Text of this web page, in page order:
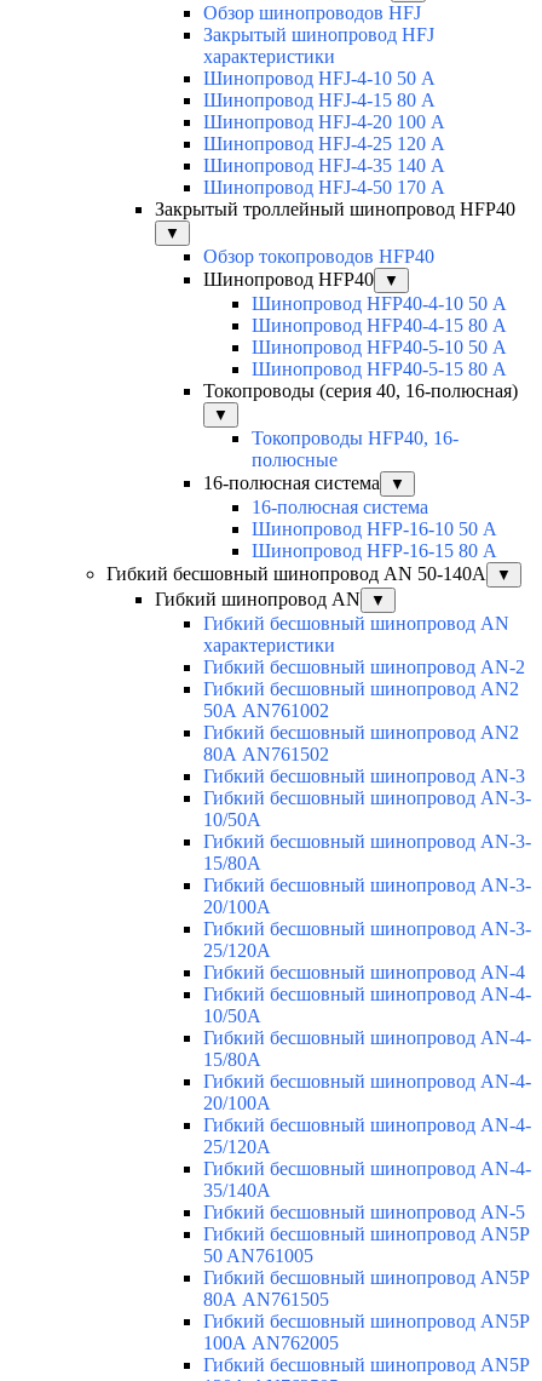
Обзор шинопроводов HFJ
Закрытый шинопровод HFJ
характеристики
Шинопровод HFJ-4-10 50 А
Шинопровод HFJ-4-15 80 А
Шинопровод HFJ-4-20 100 А
Шинопровод HFJ-4-25 120 А
Шинопровод HFJ-4-35 140 А
Шинопровод HFJ-4-50 170 А
Закрытый троллейный шинопровод HFP40
▼
Обзор токопроводов HFP40
Шинопровод HFP40
▼
Шинопровод HFP40-4-10 50 А
Шинопровод HFP40-4-15 80 А
Шинопровод HFP40-5-10 50 А
Шинопровод HFP40-5-15 80 А
Токопроводы (серия 40, 16-полюсная)
▼
Токопроводы HFP40, 16-
полюсные
16-полюсная система
▼
16-полюсная система
Шинопровод HFP-16-10 50 А
Шинопровод HFP-16-15 80 А
Гибкий бесшовный шинопровод AN 50-140А
▼
Гибкий шинопровод AN ▼
Гибкий бесшовный шинопровод AN
характеристики
Гибкий бесшовный шинопровод AN-2
Гибкий бесшовный шинопровод AN2
50А AN761002
Гибкий бесшовный шинопровод AN2
80А AN761502
Гибкий бесшовный шинопровод AN-3
Гибкий бесшовный шинопровод AN-3-
10/50A
Гибкий бесшовный шинопровод AN-3-
15/80A
Гибкий бесшовный шинопровод AN-3-
20/100A
Гибкий бесшовный шинопровод AN-3-
25/120A
Гибкий бесшовный шинопровод AN-4
Гибкий бесшовный шинопровод AN-4-
10/50A
Гибкий бесшовный шинопровод AN-4-
15/80A
Гибкий бесшовный шинопровод AN-4-
20/100A
Гибкий бесшовный шинопровод AN-4-
25/120A
Гибкий бесшовный шинопровод AN-4-
35/140A
Гибкий бесшовный шинопровод AN-5
Гибкий бесшовный шинопровод AN5P
50 AN761005
Гибкий бесшовный шинопровод AN5P
80А AN761505
Гибкий бесшовный шинопровод AN5P
100А AN762005
Гибкий бесшовный шинопровод AN5P